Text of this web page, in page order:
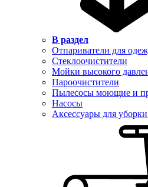
В раздел
Отпариватели для
Стеклоочистители
Мойки высокого
Пароочистители
Пылесосы моющие и
Насосы
Аксессуары для